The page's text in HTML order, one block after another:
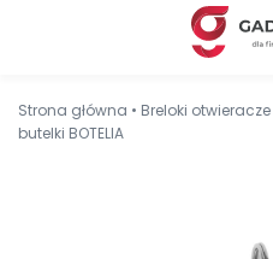
Strona główna • Breloki
butelki BOTELIA